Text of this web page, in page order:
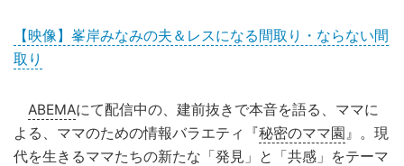
【映像】峯岸みなみの夫＆レスになる間取り・ならない間
取り
ABEMAにて配信中の、建前抜きで本音を語る、ママに
よる、ママのための情報バラエティ『秘密のママ園 』。現
代を生きるママたちの新たな「発見」と「共感」をテーマ